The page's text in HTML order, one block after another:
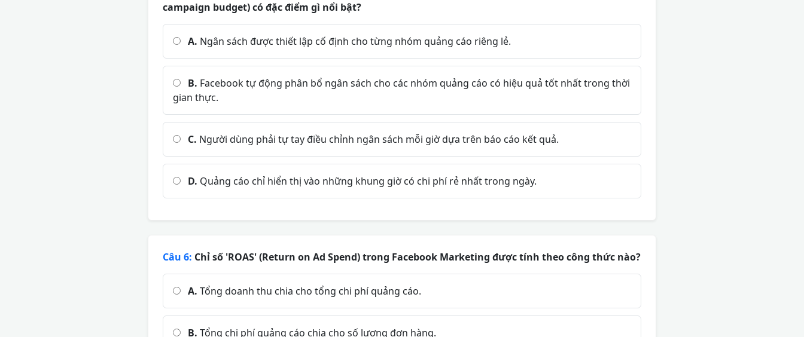
campaign budget) có đặc điểm gì nổi bật?
A. Ngân sách được thiết lập cố định cho từng nhóm quảng cáo riêng lẻ.
B. Facebook tự động phân bổ ngân sách cho các nhóm quảng cáo có hiệu quả tốt nhất trong thời
gian thực.
C. Người dùng phải tự tay điều chỉnh ngân sách mỗi giờ dựa trên báo cáo kết quả.
D. Quảng cáo chỉ hiển thị vào những khung giờ có chi phí rẻ nhất trong ngày.
Câu 6: Chỉ số 'ROAS' (Return on Ad Spend) trong Facebook Marketing được tính theo công thức nào?
A. Tổng doanh thu chia cho tổng chi phí quảng cáo.
B. Tổng chi phí quảng cáo chia cho số lượng đơn hàng.